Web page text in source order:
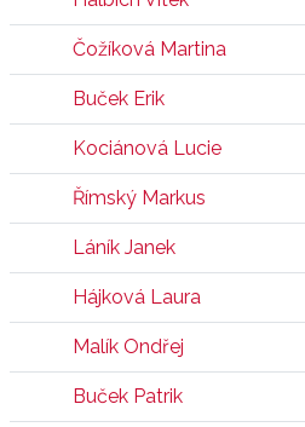
Čožíková Martina
Buček Erik
Kociánová Lucie
Římský Markus
Láník Janek
Hájková Laura
Malík Ondřej
Buček Patrik